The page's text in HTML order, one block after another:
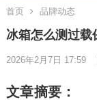
首页 品牌动态
冰箱怎么测过载
2026年2月7日 17:59
文章摘要：